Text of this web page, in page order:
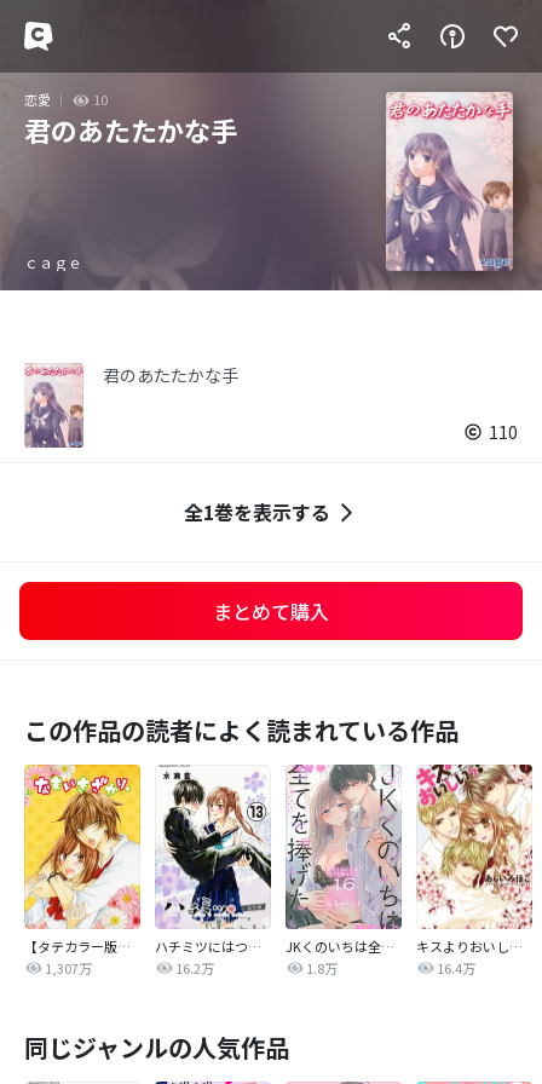
恋愛 10
君のあたたかな手
ｃａｇｅ
君のあたたかな手
110
全1巻を表示する
まとめて購入
この作品の読者によく読まれている作品
【タテカラー版】なまいきざかり。
1,307万
ハチミツにはつこい
16.2万
JKくのいちは全てを捧げたい
1.8万
キスよりおいしいっ！
16.4万
同じジャンルの人気作品